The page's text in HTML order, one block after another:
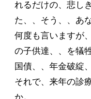
れるだけの、悲し
た、、そう、、あ
何度も言いますが
の子供達、、を犠
国債、、年金破綻
それで、来年の診